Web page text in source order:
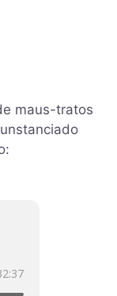
maus-tratos